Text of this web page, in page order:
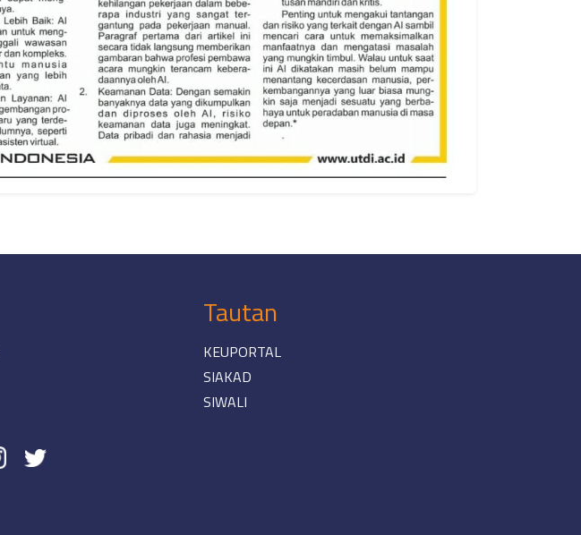
Tautan
KEUPORTAL
SIAKAD
SIWALI